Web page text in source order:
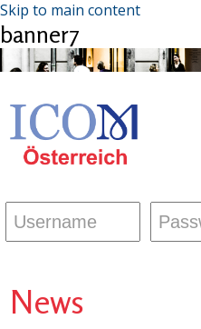
Skip to main content
banner7
News